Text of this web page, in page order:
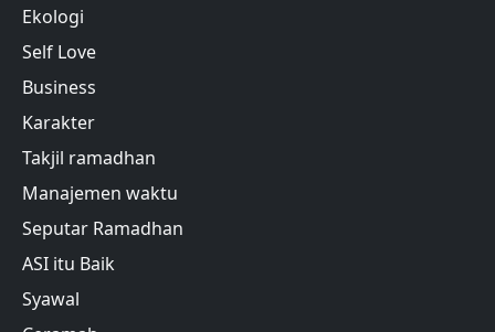
Ekologi
Self Love
Business
Karakter
Takjil ramadhan
Manajemen waktu
Seputar Ramadhan
ASI itu Baik
Syawal